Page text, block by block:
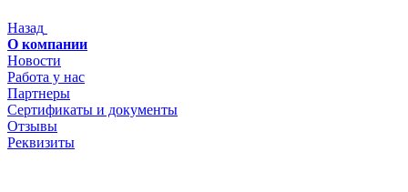
Назад
О компании
Новости
Работа у нас
Партнеры
Сертификаты и документы
Отзывы
Реквизиты